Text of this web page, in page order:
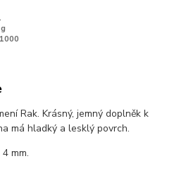
Rak. Krásný, jemný doplněk k
má hladký a lesklý povrch.
mm.